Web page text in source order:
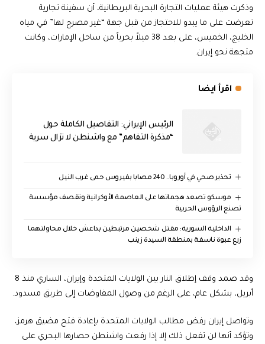
وذكرت هيئة عمليات التجارة البحرية البريطانية، أن سفينة تجارية
تعرضت على ما يبدو للاحتجاز من قبل جهة “غير مصرح لها” في مياه
الخليج، الخميس، على بعد 38 ميلاً بحرياً من ساحل الإمارات، وكانت
متجهة نحو إيران.
اقرأ ايضا
الرئيس الإيراني: التفاصيل الكاملة حول
“مذكرة التفاهم” مع واشنطن لا تزال سرية
تحذير صحي في أوروبا.. 240 مصابا بفيروس حمى غرب النيل
موسكو تصعد هجماتها على العاصمة الأوكرانية وتقصف مؤسسة
تصنع الرؤوس الحربية
الداخلية السورية: مقتل شخصين مرتبطين بداعش خلال محاولتهما
زرع عبوة ناسفة بمنطقة السيدة زينب
وقد صمد وقف إطلاق النار بين الولايات المتحدة وإيران، الساري منذ 8
أبريل، بشكل عام، على الرغم من وصول المفاوضات إلى طريق مسدود.
وتواصل إيران رفض مطالب الولايات المتحدة بإعادة فتح مضيق هرمز،
وتؤكد أنها لن تفعل ذلك إلا إذا رفعت واشنطن حصارها البحري على